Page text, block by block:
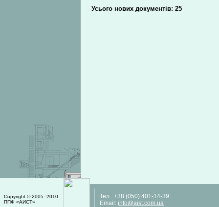
Усього нових документів: 25
Copyright © 2005–2010
ППФ «АИСТ»
Тел.: +38 (050) 401-14-39
Email: info@aist.com.ua